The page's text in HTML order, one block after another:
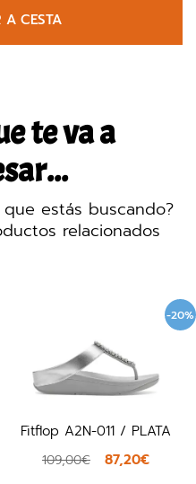
A CESTA
te va a
estás buscando?
relacionados
-20%
Fitflop A2N-011 / PLATA
109,00€ 87,20€